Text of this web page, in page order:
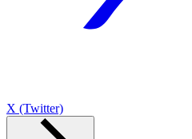
X (Twitter)